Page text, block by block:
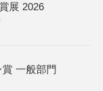
展 2026
一般部門